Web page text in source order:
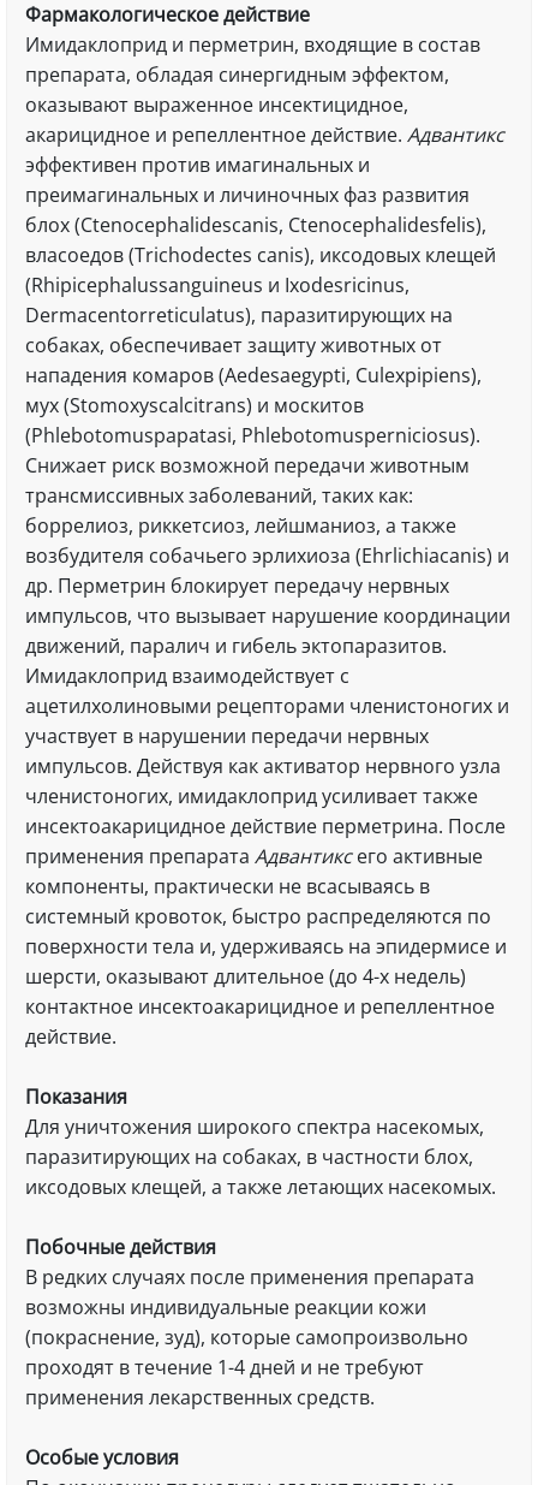
Фармакологическое действие
Имидаклоприд и перметрин, входящие в состав
препарата, обладая синергидным эффектом,
оказывают выраженное инсектицидное,
акарицидное и репеллентное действие. Адвантикс
эффективен против имагинальных и
преимагинальных и личиночных фаз развития
блох (Ctenocephalidescanis, Ctenocephalidesfelis),
власоедов (Trichodectes canis), иксодовых клещей
(Rhipicephalussanguineus и Ixodesricinus,
Dermacentorreticulatus), паразитирующих на
собаках, обеспечивает защиту животных от
нападения комаров (Aedesaegypti, Culexpipiens),
мух (Stomoxyscalcitrans) и москитов
(Phlebotomuspapatasi, Phlebotomusperniciosus).
Снижает риск возможной передачи животным
трансмиссивных заболеваний, таких как:
боррелиоз, риккетсиоз, лейшманиоз, а также
возбудителя собачьего эрлихиоза (Ehrlichiacanis) и
др. Перметрин блокирует передачу нервных
импульсов, что вызывает нарушение координации
движений, паралич и гибель эктопаразитов.
Имидаклоприд взаимодействует с
ацетилхолиновыми рецепторами членистоногих и
участвует в нарушении передачи нервных
импульсов. Действуя как активатор нервного узла
членистоногих, имидаклоприд усиливает также
инсектоакарицидное действие перметрина. После
применения препарата Адвантиксего активные
компоненты, практически не всасываясь в
системный кровоток, быстро распределяются по
поверхности тела и, удерживаясь на эпидермисе и
шерсти, оказывают длительное (до 4-х недель)
контактное инсектоакарицидное и репеллентное
действие.
Показания
Для уничтожения широкого спектра насекомых,
паразитирующих на собаках, в частности блох,
иксодовых клещей, а также летающих насекомых.
Побочные действия
В редких случаях после применения препарата
возможны индивидуальные реакции кожи
(покраснение, зуд), которые самопроизвольно
проходят в течение 1-4 дней и не требуют
применения лекарственных средств.
Особые условия